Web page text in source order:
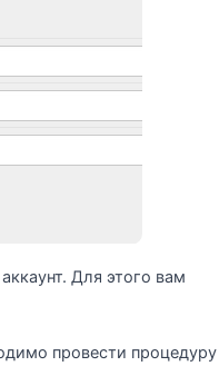
Для этого вам
провести процедуру